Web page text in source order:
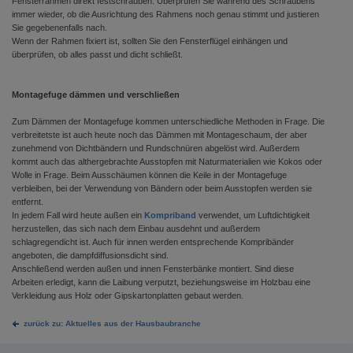
immer wieder, ob die Ausrichtung des Rahmens noch genau stimmt und justieren
Sie gegebenenfalls nach.
Wenn der Rahmen fixiert ist, sollten Sie den Fensterflügel einhängen und
überprüfen, ob alles passt und dicht schließt.
Montagefuge dämmen und verschließen
Zum Dämmen der Montagefuge kommen unterschiedliche Methoden in Frage. Die
verbreitetste ist auch heute noch das Dämmen mit Montageschaum, der aber
zunehmend von Dichtbändern und Rundschnüren abgelöst wird. Außerdem
kommt auch das althergebrachte Ausstopfen mit Naturmaterialien wie Kokos oder
Wolle in Frage. Beim Ausschäumen können die Keile in der Montagefuge
verbleiben, bei der Verwendung von Bändern oder beim Ausstopfen werden sie
entfernt.
In jedem Fall wird heute außen ein Kompriband verwendet, um Luftdichtigkeit
herzustellen, das sich nach dem Einbau ausdehnt und außerdem
schlagregendicht ist. Auch für innen werden entsprechende Kompribänder
angeboten, die dampfdiffusionsdicht sind.
Anschließend werden außen und innen Fensterbänke montiert. Sind diese
Arbeiten erledigt, kann die Laibung verputzt, beziehungsweise im Holzbau eine
Verkleidung aus Holz oder Gipskartonplatten gebaut werden.
zurück zu: Aktuelles aus der Hausbaubranche